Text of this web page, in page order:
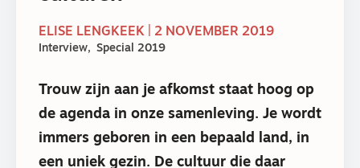
ELISE LENGKEEK | 2 NOVEMBER 2019
Interview Special 2019
Trouw zijn aan je afkomst staat hoog op
de agenda in onze samenleving. Je wordt
immers geboren in een bepaald land, in
een uniek gezin. De cultuur die daar